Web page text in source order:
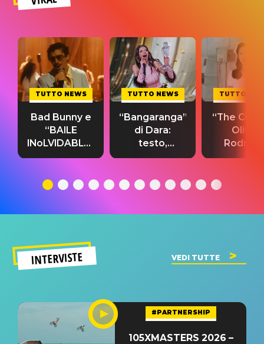
TUTTO NEWS
Bad Bunny e
“BAILE
INoLVIDABLE”:
testo,
significato
TUTTO NEWS
“Bangaranga”
di Dara:
testo,
traduzione e
del singolo
TUTTO
“The
Olivia
testo,
INTERVISTE VEDI TUTTE
#PARTNERSHIP
105XMASTERS 2026 –